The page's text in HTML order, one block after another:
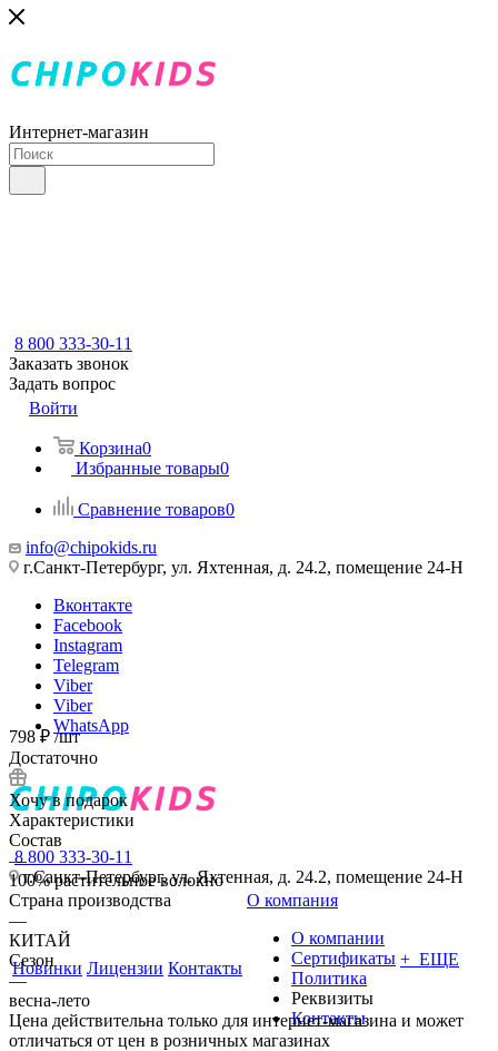
Интернет-магазин
8 800 333-30-11
Заказать звонок
Задать вопрос
Войти
Корзина0
Избранные товары0
Сравнение товаров0
info@chipokids.ru
г.Санкт-Петербург, ул. Яхтенная, д. 24.2, помещение 24-Н
Вконтакте
Facebook
Instagram
Telegram
Viber
Viber
WhatsApp
8 800 333-30-11
г.Санкт-Петербург, ул. Яхтенная, д. 24.2, помещение 24-Н
Новинки Лицензии Контакты
О компания
О компании
Сертификаты
Политика
Реквизиты
Контакты
+ ЕЩЕ
798 ₽ /шт
Достаточно
Хочу в подарок
Характеристики
Состав
—
100% растительное волокно
Страна производства
—
КИТАЙ
Сезон
—
весна-лето
Цена действительна только для интернет-магазина и может
отличаться от цен в розничных магазинах